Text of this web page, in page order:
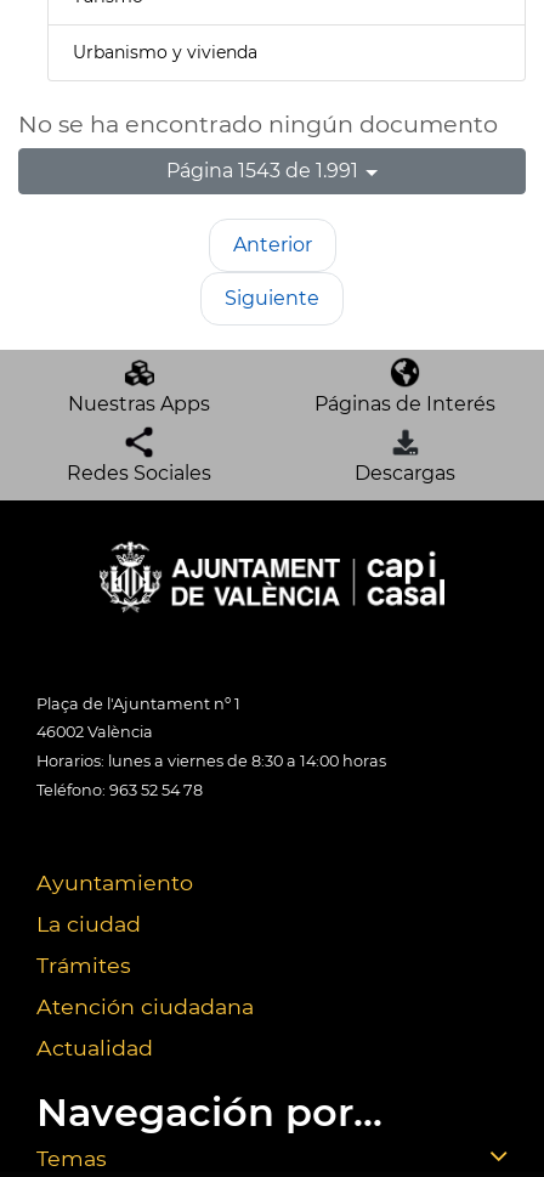
Urbanismo y vivienda
No se ha encontrado ningún documento
Página 1543 de 1.991
Anterior
Siguiente
Nuestras Apps Páginas de Interés
Redes Sociales Descargas
Plaça de l'Ajuntament nº 1
46002 València
Horarios: lunes a viernes de 8:30 a 14:00 horas
Teléfono: 963 52 54 78
Ayuntamiento
La ciudad
Trámites
Atención ciudadana
Actualidad
Navegación por...
Temas